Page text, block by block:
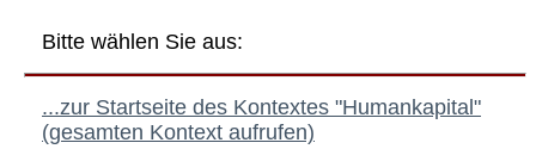
Bitte wählen Sie aus:
...zur Startseite des Kontextes "Humankapital"
(gesamten Kontext aufrufen)